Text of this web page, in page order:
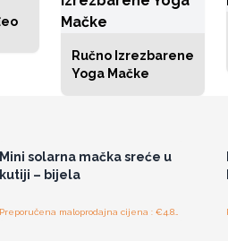
Ručno Izrezbarene
Yoga Mačke
Mini solarna mačka sreće u
kutiji – bijela